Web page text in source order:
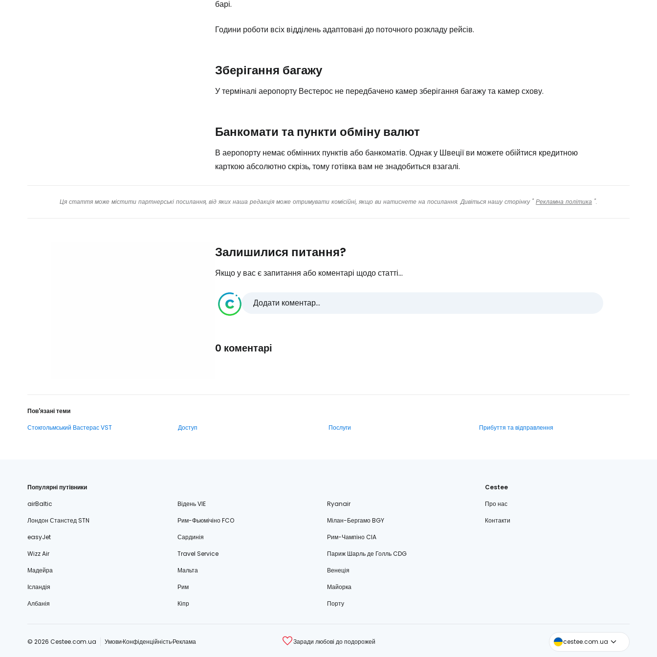
барі.
Години роботи всіх відділень адаптовані до поточного розкладу рейсів.
Зберігання багажу
У терміналі аеропорту Вестерос не передбачено камер зберігання багажу та камер схову.
Банкомати та пункти обміну валют
В аеропорту немає обмінних пунктів або банкоматів. Однак у Швеції ви можете обійтися кредитною
карткою абсолютно скрізь, тому готівка вам не знадобиться взагалі.
Ця стаття може містити партнерські посилання, від яких наша редакція може отримувати комісійні, якщо ви натиснете на посилання. Дивіться нашу сторінку " Рекламна політика ".
Залишилися питання?
Якщо у вас є запитання або коментарі щодо статті...
Додати коментар...
0 коментарі
Пов'язані теми
Стокгольмський Вастерас VST
Доступ Послуги Прибуття та відправлення
Популярні путівники
airBaltic
Відень VIE
Ryanair
Лондон Станстед STN
Рим-Фьюмічіно FCO
Мілан-Бергамо BGY
easyJet
Сардинія
Рим-Чампіно CIA
Wizz Air
Travel Service
Париж Шарль де Голль CDG
Мадейра
Мальта
Венеція
Ісландія
Рим
Майорка
Албанія
Кіпр Порту
Cestee
Про нас
Контакти
© 2026 Cestee.com.ua Умови КонфіденційністьРеклама Заради любові до подорожей cestee.com.ua
cestee.com
cestee.sk